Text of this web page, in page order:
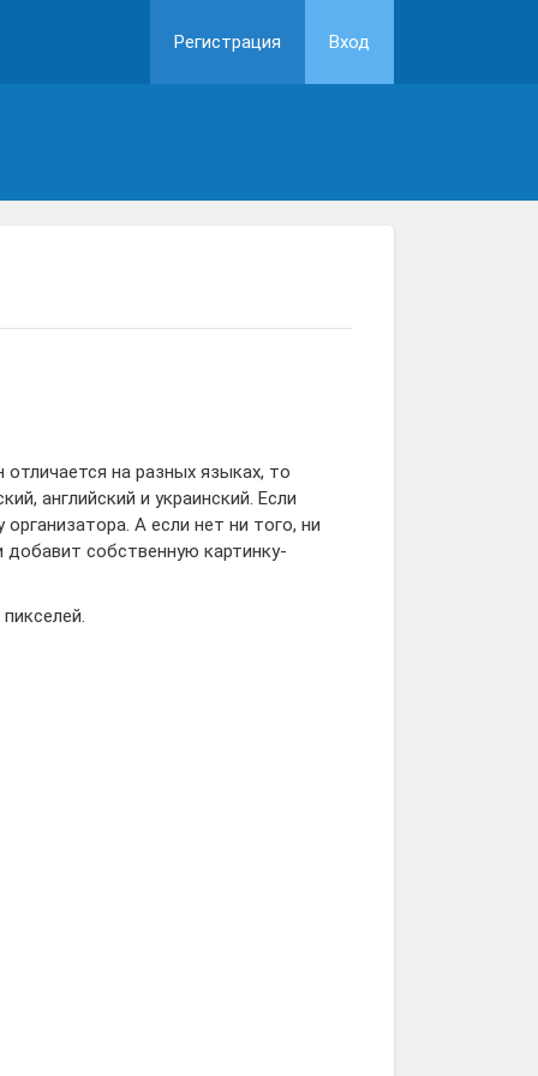
Регистрация Вход
на разных языках, то
английский и украинский. Если
А если нет ни того, ни
добавит собственную картинку-